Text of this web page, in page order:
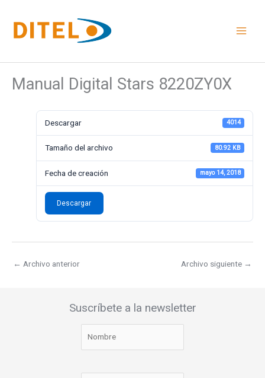
contenido
Manual Digital Stars 8220ZY0X
Descargar 4014
Tamaño del archivo 80.92 KB
Fecha de creación mayo 14, 2018
Descargar
← Archivo anterior Archivo siguiente →
Suscríbete a la newsletter